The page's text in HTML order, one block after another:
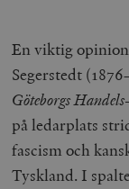
En viktig
Segerstedt
Göteborgs
på ledarplats
fascism och
Tyskland. I